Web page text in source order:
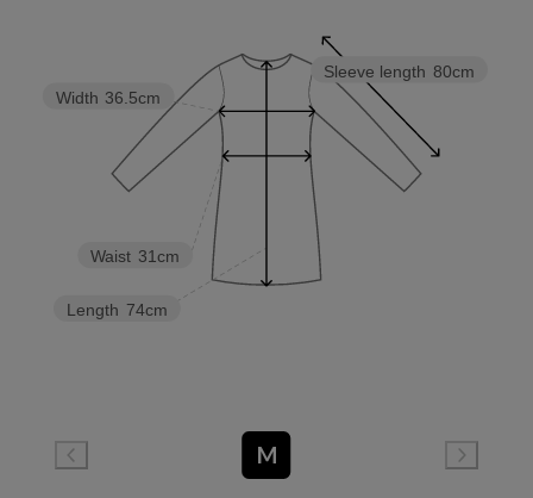
Sleeve length 80cm
Length 74cm
Waist 31cm
Width 36.5cm
M